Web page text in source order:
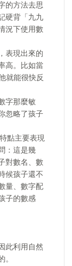
的方法去思
硬背「九九
況下使用數
表現出來的
高。比如當
就能很快反
字那麼敏
忽略了孩子
點主要表現
：這是幾
對數名、數
候孩子還不
量、數字配
子的數感
此利用自然